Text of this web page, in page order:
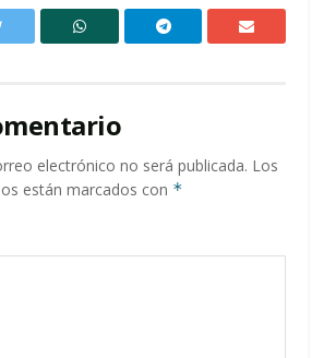
electrónico no será publicada. Los
están marcados con *